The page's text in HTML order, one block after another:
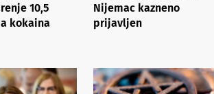
10,5
kokaina
Nijemac kazneno
prijavljen